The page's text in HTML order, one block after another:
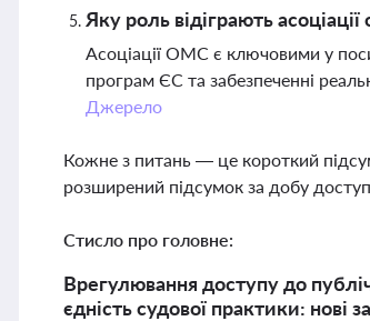
Яку роль відіграють
Асоціації ОМС є ключовими у
програм ЄС та забезпеченні
Джерело
Кожне з питань — це короткий
розширений підсумок за добу
Стисло про головне:
Врегулювання доступу до
єдність судової практики: нові